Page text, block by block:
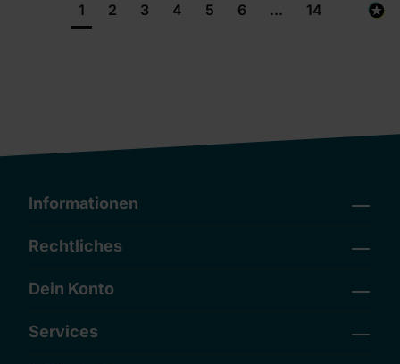
1 2 3 4 5 6 ... 14
Informationen
Rechtliches
Dein Konto
Services